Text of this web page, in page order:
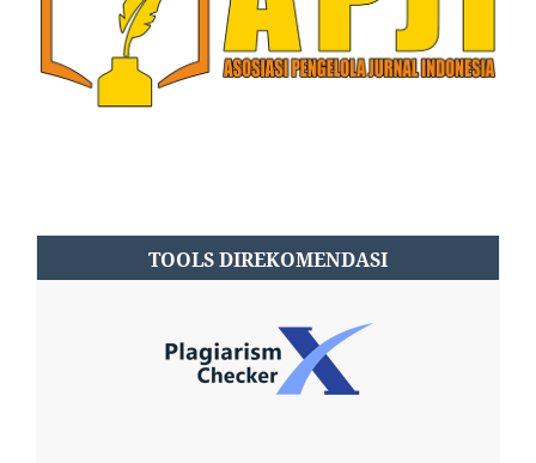
TOOLS DIREKOMENDASI